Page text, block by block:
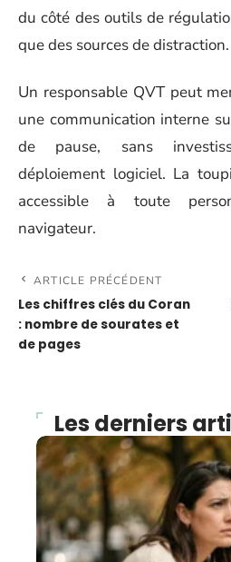
du côté des outils de
que des sources de distraction.
Un responsable QVT peut
une communication interne
de pause, sans
déploiement logiciel. La
accessible à toute
navigateur.
ARTICLE PRÉCÉDENT
Les chiffres clés du Coran
: nombre de sourates et
de pages
Les derniers